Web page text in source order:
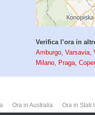
Verifica l’ora in
Amburgo,Varsavia,
Milano, Praga,
Ora in Australia Ora in Stati